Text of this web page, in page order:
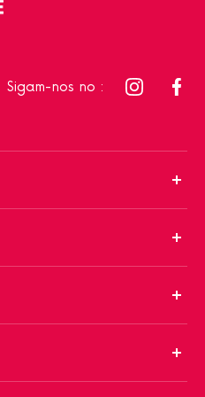
Sigam-nos no :